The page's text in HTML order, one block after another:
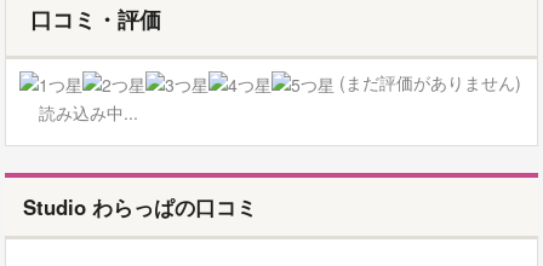
口コミ・評価
(まだ評価がありません)
読み込み中...
Studio わらっぱの口コミ